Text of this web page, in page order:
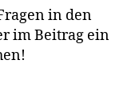
in den
im Beitrag ein